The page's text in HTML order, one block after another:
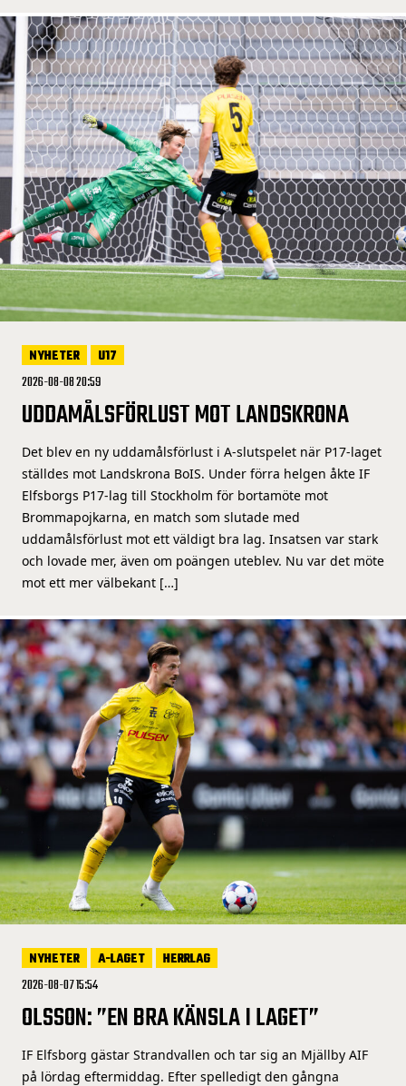
NYHETER U17
2026-08-08 20:59
UDDAMÅLSFÖRLUST MOT LANDSKRONA
Det blev en ny uddamålsförlust i A-slutspelet när P17-laget
ställdes mot Landskrona BoIS. Under förra helgen åkte IF
Elfsborgs P17-lag till Stockholm för bortamöte mot
Brommapojkarna, en match som slutade med
uddamålsförlust mot ett väldigt bra lag. Insatsen var stark
och lovade mer, även om poängen uteblev. Nu var det möte
mot ett mer välbekant […]
NYHETER A-LAGET HERRLAG
2026-08-07 15:54
OLSSON: ”EN BRA KÄNSLA I LAGET”
IF Elfsborg gästar Strandvallen och tar sig an Mjällby AIF
på lördag eftermiddag. Efter spelledigt den gångna